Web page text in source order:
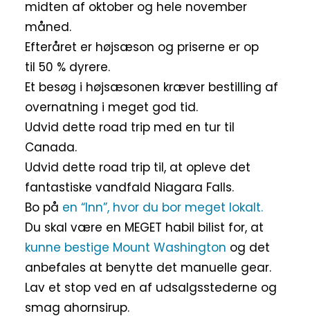
midten af oktober og hele november
måned.
Efteråret er højsæson og priserne er op
til 50 % dyrere.
Et besøg i højsæsonen kræver bestilling af
overnatning i meget god tid.
Udvid dette road trip med en tur til
Canada.
Udvid dette road trip til, at opleve det
fantastiske vandfald Niagara Falls.
Bo på en “Inn”, hvor du bor meget lokalt.
Du skal være en MEGET habil bilist for, at
kunne bestige Mount Washington og det
anbefales at benytte det manuelle gear.
Lav et stop ved en af udsalgsstederne og
smag ahornsirup.